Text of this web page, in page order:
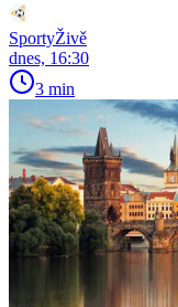
SportyŽivě
dnes, 16:30
3 min